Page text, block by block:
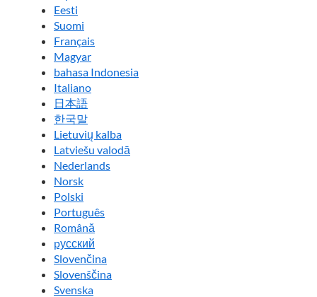
Eesti
Suomi
Français
Magyar
bahasa Indonesia
Italiano
日本語
한국말
Lietuvių kalba
Latviešu valodā
Nederlands
Norsk
Polski
Português
Română
pусский
Slovenčina
Slovenščina
Svenska